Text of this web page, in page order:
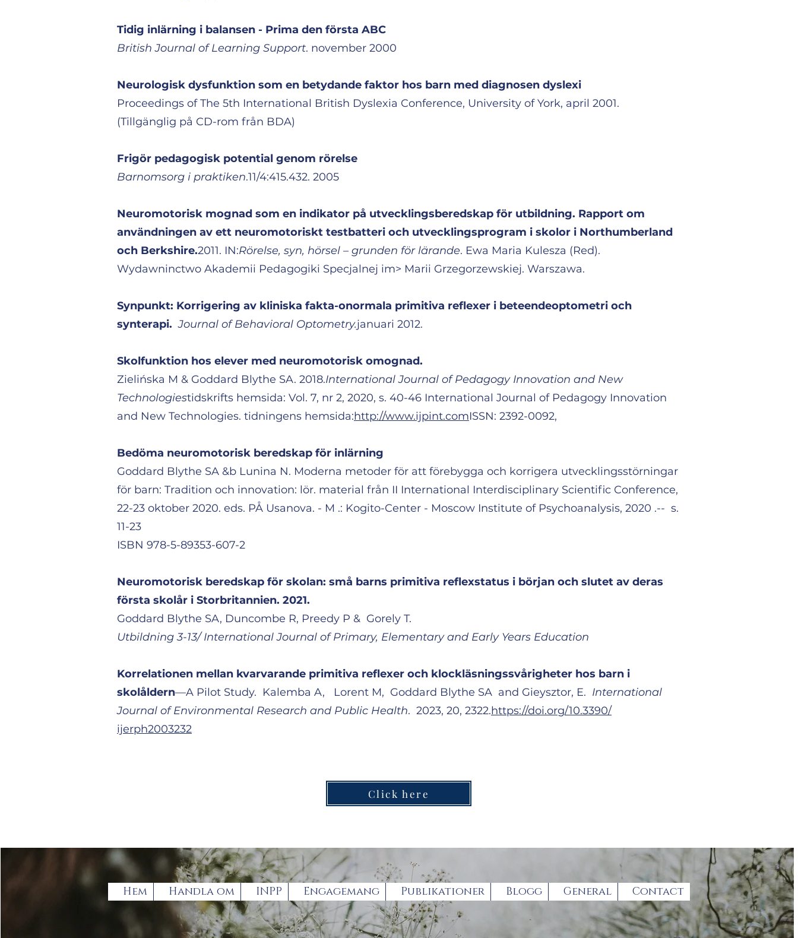
Tidig inlärning i balansen - Prima den första ABC
British Journal of Learning Support. november 2000
Neurologisk dysfunktion som en betydande faktor hos barn med diagnosen dyslexi
Proceedings of The 5th International British Dyslexia Conference, University of York, april 2001.
(Tillgänglig på CD-rom från BDA)
Frigör pedagogisk potential genom rörelse
Barnomsorg i praktiken.11/4:415.432. 2005
Neuromotorisk mognad som en indikator på utvecklingsberedskap för utbildning. Rapport om
användningen av ett neuromotoriskt testbatteri och utvecklingsprogram i skolor i Northumberland
och Berkshire.2011. IN:Rörelse, syn, hörsel – grunden för lärande. Ewa Maria Kulesza (Red).
Wydawninctwo Akademii Pedagogiki Specjalnej im> Marii Grzegorzewskiej. Warszawa.
Synpunkt: Korrigering av kliniska fakta-onormala primitiva reflexer i beteendeoptometri och
synterapi. Journal of Behavioral Optometry.januari 2012.
Skolfunktion hos elever med neuromotorisk omognad.
Zielińska M & Goddard Blythe SA. 2018.International Journal of Pedagogy Innovation and New
Technologiestidskrifts hemsida: Vol. 7, nr 2, 2020, s. 40-46 International Journal of Pedagogy Innovation
and New Technologies. tidningens hemsida:http://www.ijpint.comISSN: 2392-0092,
Bedöma neuromotorisk beredskap för inlärning
Goddard Blythe SA &b Lunina N. Moderna metoder för att förebygga och korrigera utvecklingsstörningar
för barn: Tradition och innovation: lör. material från II International Interdisciplinary Scientific Conference,
22-23 oktober 2020. eds. PÅ Usanova. - M .: Kogito-Center - Moscow Institute of Psychoanalysis, 2020 .-- s.
11-23
ISBN 978-5-89353-607-2
Neuromotorisk beredskap för skolan: små barns primitiva reflexstatus i början och slutet av deras
första skolår i Storbritannien. 2021.
Goddard Blythe SA, Duncombe R, Preedy P & Gorely T.
Utbildning 3-13/ International Journal of Primary, Elementary and Early Years Education
Korrelationen mellan kvarvarande primitiva reflexer och klockläsningssvårigheter hos barn i
skolåldern—A Pilot Study. Kalemba A, Lorent M, Goddard Blythe SA and Gieysztor, E. International
Journal of Environmental Research and Public Health. 2023, 20, 2322.https://doi.org/10.3390/
ijerph2003232
Click here
Hem Handla om INPP Engagemang Publikationer Blogg General Contact